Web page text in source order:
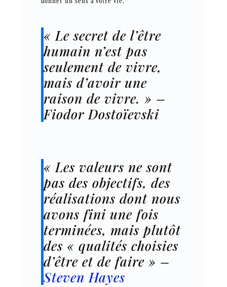
« Le secret de l’être
humain n’est pas
seulement de vivre,
mais d’avoir une
raison de vivre. » –
Fiodor Dostoïevski
« Les valeurs ne sont
pas des objectifs, des
réalisations dont nous
avons fini une fois
terminées, mais plutôt
des « qualités choisies
d’être et de faire » –
Steven Hayes